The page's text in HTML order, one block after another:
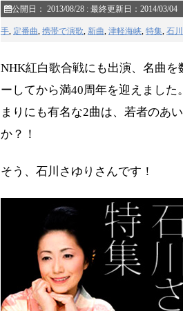
公開日： 2013/08/28 : 最終更新日：2014/03/04
手, 定番曲, 携帯で演歌, 新曲, 津軽海峡, 特集, 石
NHK紅白歌合戦にも出演、名曲
ーしてから満40周年を迎えまし
まりにも有名な2曲は、若者のあ
か？！
そう、石川さゆりさんです！